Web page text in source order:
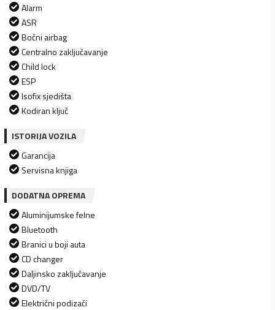
Alarm
ASR
Bočni airbag
Centralno zaključavanje
Child lock
ESP
Isofix sjedišta
Kodiran ključ
ISTORIJA VOZILA
Garancija
Servisna knjiga
DODATNA OPREMA
Aluminijumske felne
Bluetooth
Branici u boji auta
CD changer
Daljinsko zaključavanje
DVD/TV
Električni podizači